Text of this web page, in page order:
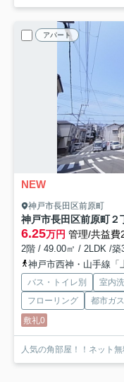
アパート
NEW
神戸市長田区前原町
神戸市長田区前原町２
6.25万円 管理/共益費
2階 / 49.00㎡ / 2LDK /築
神戸市西神・山手線「
バス・トイレ別 室内
フローリング
都市ガス
敷礼0
人気の角部屋！！ネット無